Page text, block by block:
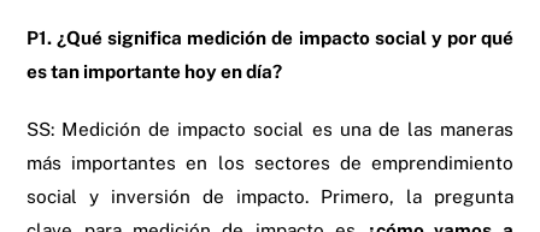
P1. ¿Qué significa medición de impacto social y por qué
es tan importante hoy en día?
SS: Medición de impacto social es una de las maneras
más importantes en los sectores de emprendimiento
social y inversión de impacto. Primero, la pregunta